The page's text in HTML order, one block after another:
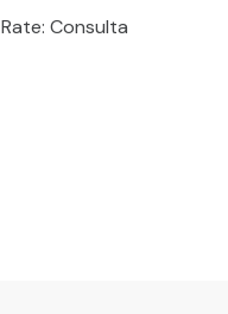
Rate: Consulta